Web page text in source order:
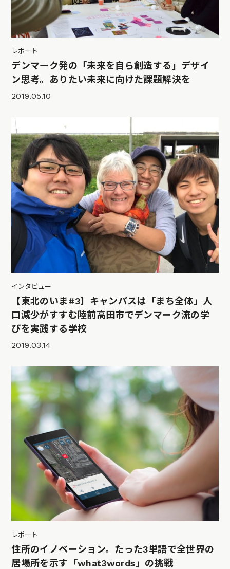
レポート
デンマーク発の「未来を自ら創造する」デザイ
ン思考。ありたい未来に向けた課題解決を
2019.05.10
インタビュー
【東北のいま#3】キャンパスは「まち全体」人
口減少がすすむ陸前高田市でデンマーク流の学
びを実践する学校
2019.03.14
レポート
住所のイノベーション。たった3単語で全世界の
居場所を示す「what3words」の挑戦